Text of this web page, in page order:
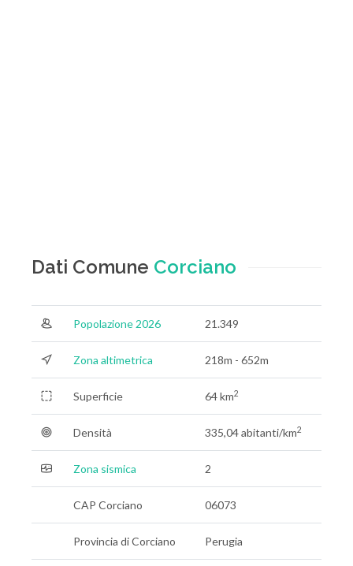
Dati Comune Corciano
Popolazione 2026 21.349
Zona altimetrica 218m - 652m
Superficie 64 km2
Densità 335,04 abitanti/km2
Zona sismica 2
CAP Corciano 06073
Provincia di Corciano Perugia